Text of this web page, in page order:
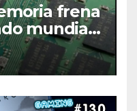
frena
mundial